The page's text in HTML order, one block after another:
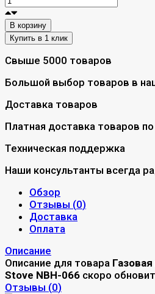
В корзину
Свыше 5000 товаров
Большой выбор товаров в
Доставка товаров
Платная доставка товаров по
Техническая поддержка
Наши консультанты всегда
Обзор
Отзывы (0)
Доставка
Оплата
Описание
Описание для товара
Stove NBH-066 скоро
Отзывы (0)